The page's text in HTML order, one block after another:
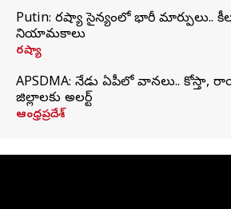
Putin: రష్యా సైన్యంలో భారీ మార్పులు..
నియామకాలు
రష్యా
APSDMA: నేడు ఏపీలో వానలు..
జిల్లాలకు అలర్ట్
ఆంధ్రప్రదేశ్